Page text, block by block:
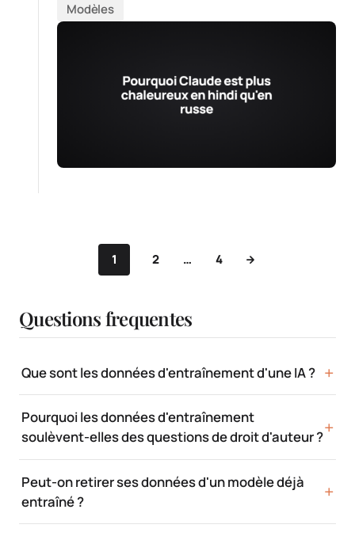
Modèles
1 2 … 4
Questions frequentes
Que sont les données d'entraînement d'une IA ?
Pourquoi les données d'entraînement
soulèvent-elles des questions de droit d'auteur ?
Peut-on retirer ses données d'un modèle déjà
entraîné ?